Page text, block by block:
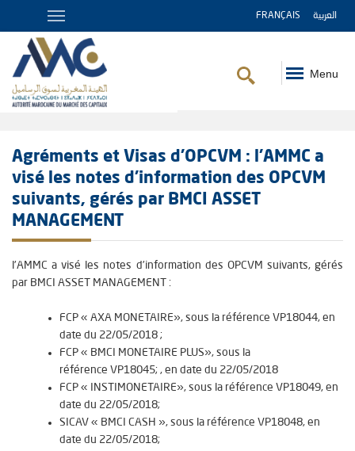
FRANÇAIS العربية
Menu
Agréments et Visas d'OPCVM : l’AMMC a
visé les notes d’information des OPCVM
suivants, gérés par BMCI ASSET
MANAGEMENT
l’AMMC a visé les notes d’information des OPCVM suivants, gérés
par BMCI ASSET MANAGEMENT :
FCP « AXA MONETAIRE», sous la référence VP18044, en
date du 22/05/2018 ;
FCP « BMCI MONETAIRE PLUS», sous la
référence VP18045; , en date du 22/05/2018
FCP «
INSTIMONETAIRE», sous la référence VP18049, en
date du 22/05/2018;
SICAV « BMCI CASH », sous la référence VP18048, en
date du 22/05/2018;